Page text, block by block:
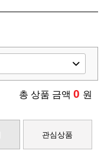
총 상품 금액 0 원
관심상품